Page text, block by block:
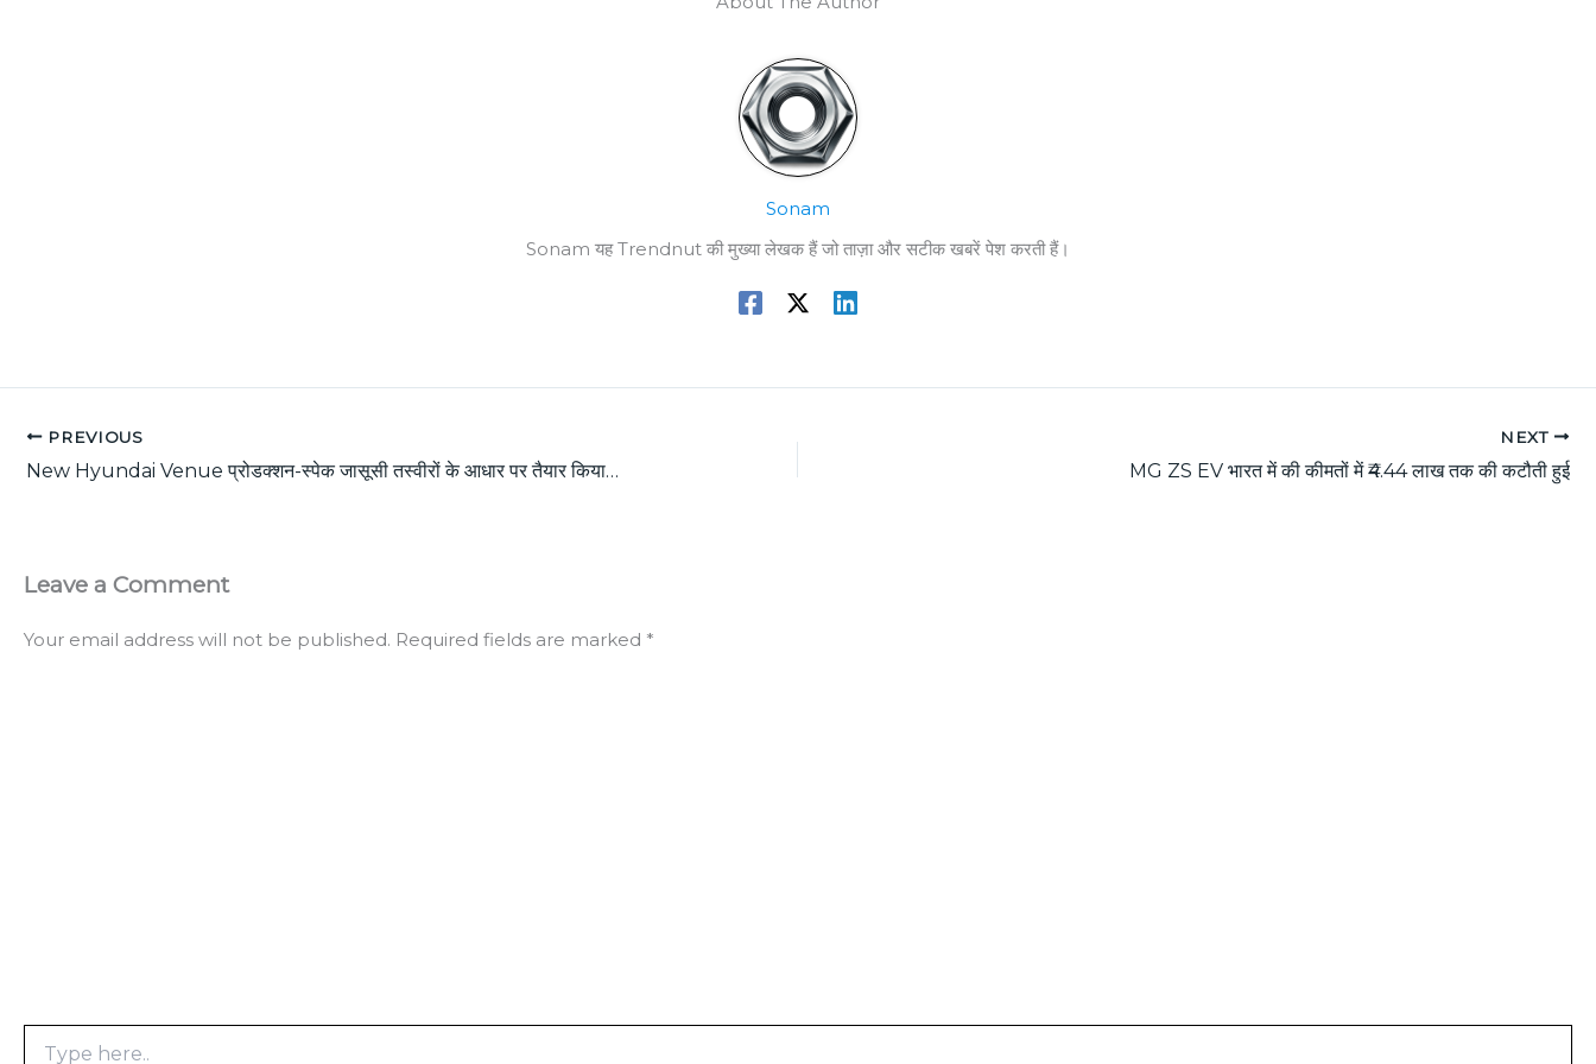
Sonam
Sonam यह Trendnut की मुख्या लेखक हैं जो ताज़ा और सटीक खबरें पेश करती हैं।
PREVIOUS
New Hyundai Venue प्रोडक्शन-स्पेक जासूसी तस्वीरों के आधार पर तैयार किया गया
NEXT
MG ZS EV भारत में की कीमतों में ₹4.44 लाख तक की कटौती हुई
Leave a Comment
Your email address will not be published. Required fields are marked *
here..